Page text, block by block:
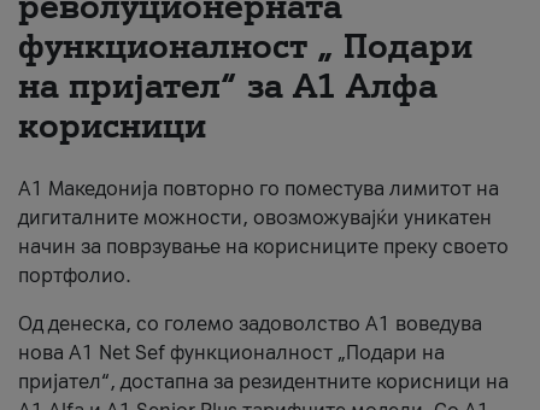
За нас
#ПодобарОнлајн
функционалност „ Подари
на пријател“ за А1 Алфа
корисници
А1 Македонија повторно го поместува лимитот на
дигиталните можности, овозможувајќи уникатен
начин за поврзување на корисниците преку своето
портфолио.
Од денеска, со големо задоволство А1 воведува
нова A1 Net Sef функционалност „Подари на
пријател“, достапна за резидентните корисници на